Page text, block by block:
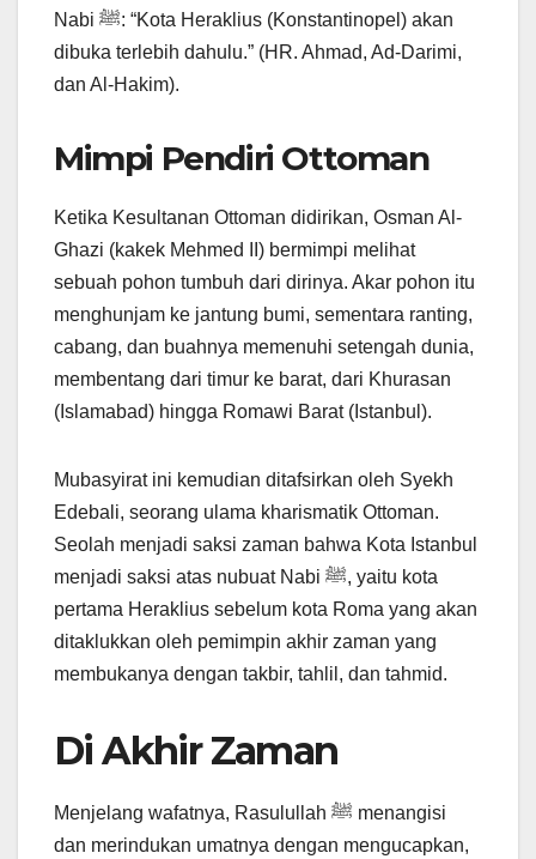
Nabi ﷺ: “Kota Heraklius (Konstantinopel) akan
dibuka terlebih dahulu.” (HR. Ahmad, Ad-Darimi,
dan Al-Hakim).
Mimpi Pendiri Ottoman
Ketika Kesultanan Ottoman didirikan, Osman Al-
Ghazi (kakek Mehmed II) bermimpi melihat
sebuah pohon tumbuh dari dirinya. Akar pohon itu
menghunjam ke jantung bumi, sementara ranting,
cabang, dan buahnya memenuhi setengah dunia,
membentang dari timur ke barat, dari Khurasan
(Islamabad) hingga Romawi Barat (Istanbul).
Mubasyirat ini kemudian ditafsirkan oleh Syekh
Edebali, seorang ulama kharismatik Ottoman.
Seolah menjadi saksi zaman bahwa Kota Istanbul
menjadi saksi atas nubuat Nabi ﷺ, yaitu kota
pertama Heraklius sebelum kota Roma yang akan
ditaklukkan oleh pemimpin akhir zaman yang
membukanya dengan takbir, tahlil, dan tahmid.
Di Akhir Zaman
Menjelang wafatnya, Rasulullah ﷺ menangisi
dan merindukan umatnya dengan mengucapkan,